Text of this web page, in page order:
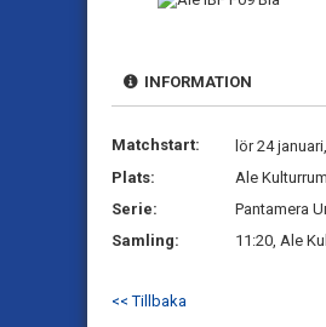
INFORMATION
Matchstart:
lör 24
Plats:
Ale Kulturrum
Serie:
Pantamera
Samling:
11:20, Ale
<< Tillbaka